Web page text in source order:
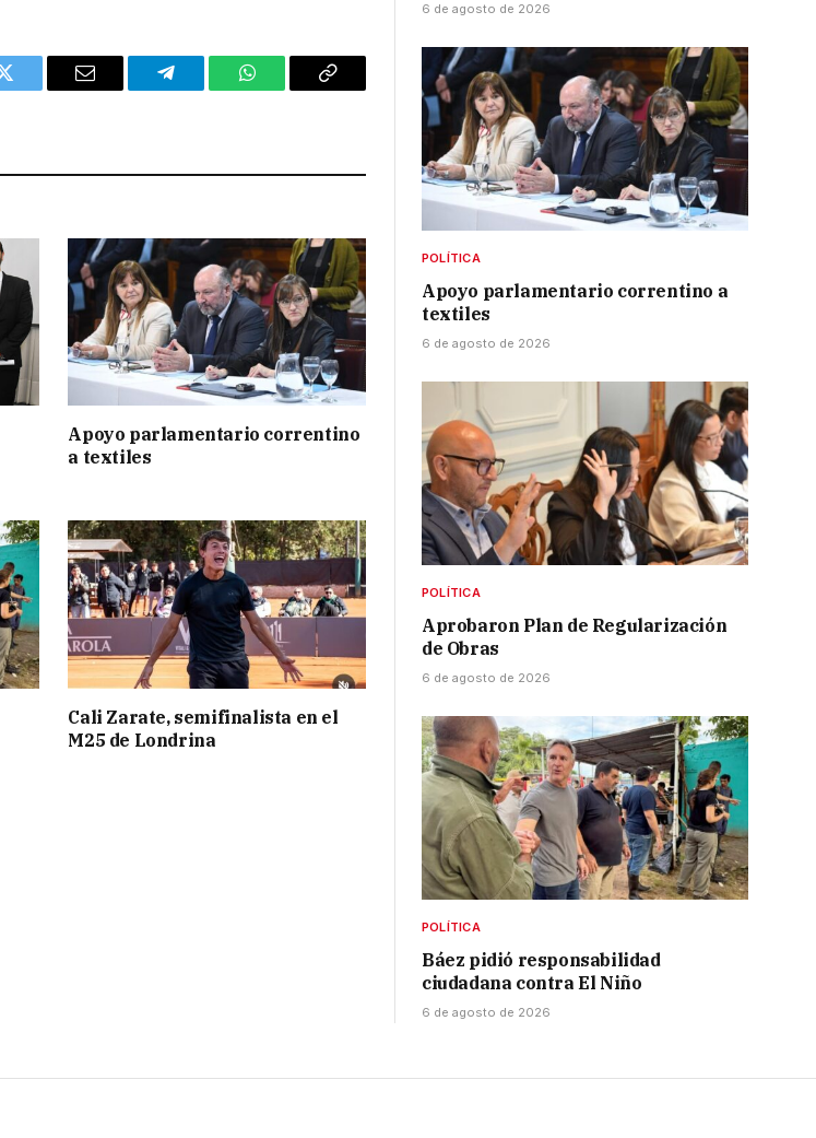
Twitter Email Telegram WhatsAppCopy
Apoyo parlamentario correntino
a textiles
Cali Zarate, semifinalista en el
M25 de Londrina
6 de agosto de 2026
POLÍTICA
Apoyo parlamentario correntino a
textiles
6 de agosto de 2026
POLÍTICA
Aprobaron Plan de Regularización
de Obras
6 de agosto de 2026
POLÍTICA
Báez pidió responsabilidad
ciudadana contra El Niño
6 de agosto de 2026